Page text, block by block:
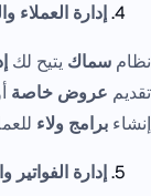
إدارة العملاء
نظام سماك يتيح لك
تقديم عروض خاصة
إنشاء برامج ولاء
إدارة الفواتير